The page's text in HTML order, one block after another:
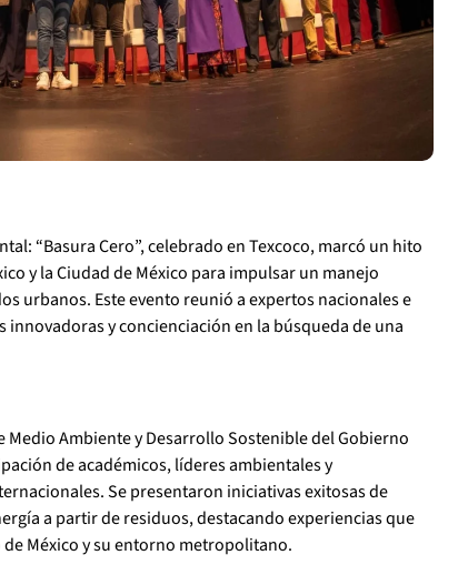
“Basura Cero”, celebrado en Texcoco, marcó un hito
y la Ciudad de México para impulsar un manejo
urbanos. Este evento reunió a expertos nacionales e
y concienciación en la búsqueda de una
Medio Ambiente y Desarrollo Sostenible del Gobierno
de académicos, líderes ambientales y
Se presentaron iniciativas exitosas de
a partir de residuos, destacando experiencias que
México y su entorno metropolitano.